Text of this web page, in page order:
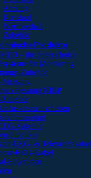
Atmung
Kreislauf
Wärmeerhalt
Zubehör
Produkte
– the better choice
für Monitoring
Zubehör
Messung
NIBP
Zubehör
Produkte
EKG- & Telemetriekabel
EKG-Kabel
Elektroden